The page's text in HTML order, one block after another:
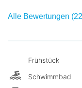
Alle Bewertungen
Frühstück
Schwimmbad